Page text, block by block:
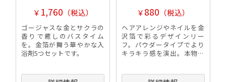
￥ 1,760 （税込）
ゴージャスな金とサクラの
香りで癒しのバスタイム
を。金箔が舞う華やかな入
浴剤5つセットです。
￥880 （税込）
ヘアアレンジやネイルを金
沢箔で彩るデザインリー
フ。パウダータイプでより
キラキラ感を演出。本物の